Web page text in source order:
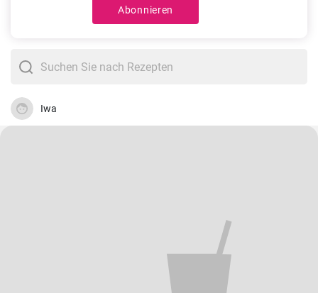
finden Sie unter jedem Rezept. Außerdem sehen Sie,
wie viele Portionen Sie mit der angegebenen
Sahne Torte ohne Backen
ohne Backen,Nutella Kekse
Abonnieren
Iwa